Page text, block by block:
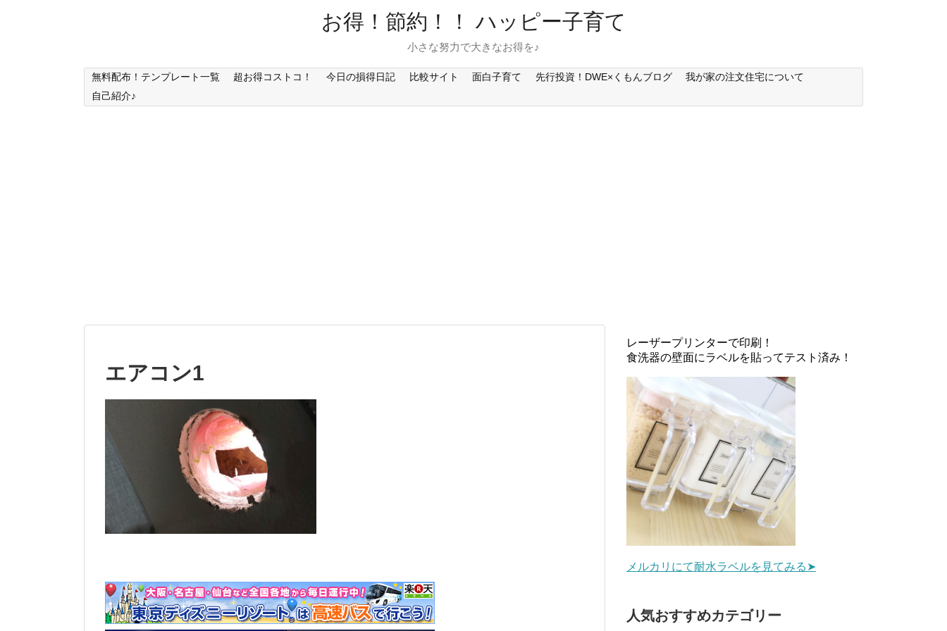
お得！節約！！ ハッピー子育て
小さな努力で大きなお得を♪
無料配布！テンプレート一覧 超お得コストコ！ 今日の損得日記 比較サイト 面白子育て 先行投資！DWE×くもんブログ
我が家の注文住宅について
自己紹介♪
エアコン1
レーザープリンターで印刷！
食洗器の壁面にラベルを貼ってテスト済み！
メルカリにて耐水ラベルを見てみる➤
人気おすすめカテゴリー